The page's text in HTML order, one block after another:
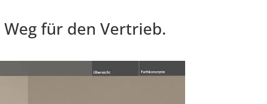
für den Vertrieb.